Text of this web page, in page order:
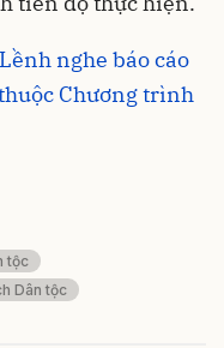
nghe báo cáo
Chương trình
tộc
Dân tộc